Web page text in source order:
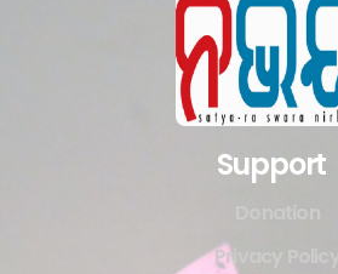
Support
Privacy Policy